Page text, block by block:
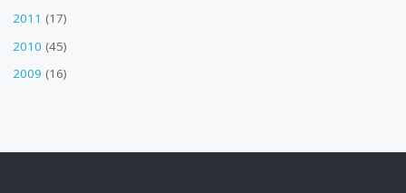
2011 (17)
2010 (45)
2009 (16)